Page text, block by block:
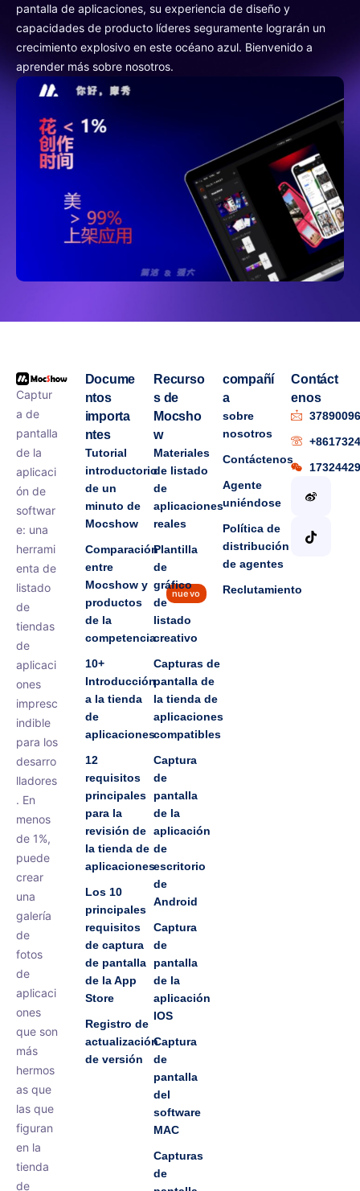
pantalla de aplicaciones, su experiencia de diseño y
capacidades de producto líderes seguramente lograrán un
crecimiento explosivo en este océano azul. Bienvenido a
aprender más sobre nosotros.
Captur
a de
pantalla
de la
aplicaci
ón de
softwar
e: una
herrami
enta de
listado
de
tiendas
de
aplicaci
ones
impresc
indible
para los
desarro
lladores
. En
menos
de 1%,
puede
crear
una
galería
de
fotos
de
aplicaci
ones
que son
más
hermos
as que
las que
figuran
en la
tienda
de
Docume
ntos
importa
ntes
Tutorial
introductorio
de un
minuto de
Mocshow
Comparación
entre
Mocshow y
productos
de la
competencia
nuevo
10+
Introducción
a la tienda
de
aplicaciones
12
requisitos
principales
para la
revisión de
la tienda de
aplicaciones
Los 10
principales
requisitos
de captura
de pantalla
de la App
Store
Registro de
actualización
de versión
Recurso
s de
Mocsho
w
Materiales
de listado
de
aplicaciones
reales
Plantilla
de
gráfico
de
listado
creativo
Capturas de
pantalla de
la tienda de
aplicaciones
compatibles
Captura
de
pantalla
de la
aplicación
de
escritorio
de
Android
Captura
de
pantalla
de la
aplicación
IOS
Captura
de
pantalla
del
software
MAC
Capturas
de
compañí
a
sobre
nosotros
Contáctenos
Agente
uniéndose
Política de
distribución
de agentes
Reclutamiento
Contáct
enos